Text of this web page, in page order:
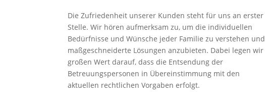
Die Zufriedenheit unserer Kunden steht für uns an erster
Stelle. Wir hören aufmerksam zu, um die individuellen
Bedürfnisse und Wünsche jeder Familie zu verstehen und
maßgeschneiderte Lösungen anzubieten. Dabei legen wir
großen Wert darauf, dass die Entsendung der
Betreuungspersonen in Übereinstimmung mit den
aktuellen rechtlichen Vorgaben erfolgt.